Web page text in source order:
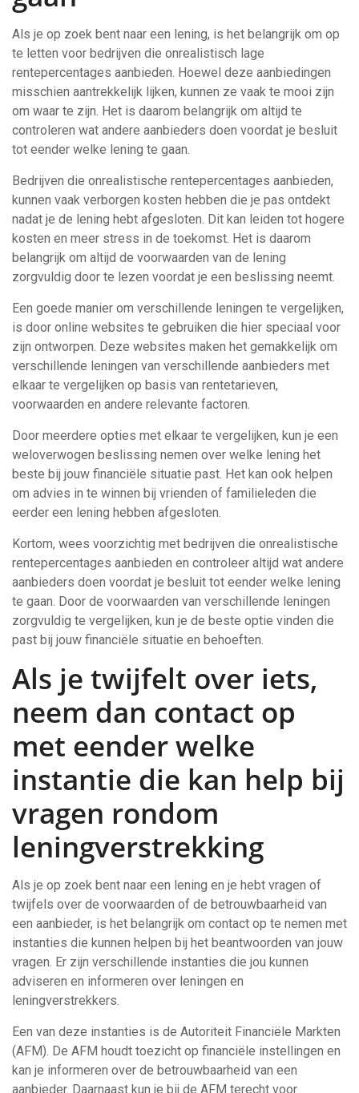
Als je op zoek bent naar een lening, is het belangrijk om op
te letten voor bedrijven die onrealistisch lage
rentepercentages aanbieden. Hoewel deze aanbiedingen
misschien aantrekkelijk lijken, kunnen ze vaak te mooi zijn
om waar te zijn. Het is daarom belangrijk om altijd te
controleren wat andere aanbieders doen voordat je besluit
tot eender welke lening te gaan.
Bedrijven die onrealistische rentepercentages aanbieden,
kunnen vaak verborgen kosten hebben die je pas ontdekt
nadat je de lening hebt afgesloten. Dit kan leiden tot hogere
kosten en meer stress in de toekomst. Het is daarom
belangrijk om altijd de voorwaarden van de lening
zorgvuldig door te lezen voordat je een beslissing neemt.
Een goede manier om verschillende leningen te vergelijken,
is door online websites te gebruiken die hier speciaal voor
zijn ontworpen. Deze websites maken het gemakkelijk om
verschillende leningen van verschillende aanbieders met
elkaar te vergelijken op basis van rentetarieven,
voorwaarden en andere relevante factoren.
Door meerdere opties met elkaar te vergelijken, kun je een
weloverwogen beslissing nemen over welke lening het
beste bij jouw financiële situatie past. Het kan ook helpen
om advies in te winnen bij vrienden of familieleden die
eerder een lening hebben afgesloten.
Kortom, wees voorzichtig met bedrijven die onrealistische
rentepercentages aanbieden en controleer altijd wat andere
aanbieders doen voordat je besluit tot eender welke lening
te gaan. Door de voorwaarden van verschillende leningen
zorgvuldig te vergelijken, kun je de beste optie vinden die
past bij jouw financiële situatie en behoeften.
Als je twijfelt over iets,
neem dan contact op
met eender welke
instantie die kan help bij
vragen rondom
leningverstrekking
Als je op zoek bent naar een lening en je hebt vragen of
twijfels over de voorwaarden of de betrouwbaarheid van
een aanbieder, is het belangrijk om contact op te nemen met
instanties die kunnen helpen bij het beantwoorden van jouw
vragen. Er zijn verschillende instanties die jou kunnen
adviseren en informeren over leningen en
leningverstrekkers.
Een van deze instanties is de Autoriteit Financiële Markten
(AFM). De AFM houdt toezicht op financiële instellingen en
kan je informeren over de betrouwbaarheid van een
aanbieder. Daarnaast kun je bij de AFM terecht voor